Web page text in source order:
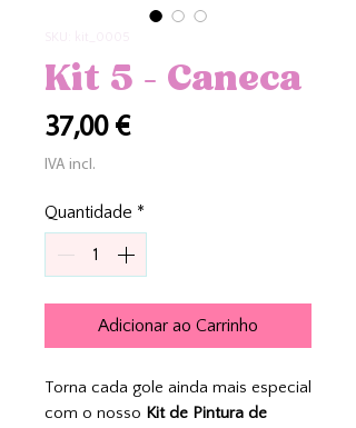
Kit 5 - Caneca
37,00 €Preço
IVA incl.
Quantidade *
Adicionar ao Carrinho
Torna cada gole ainda mais especial
com o nosso Kit de Pintura de